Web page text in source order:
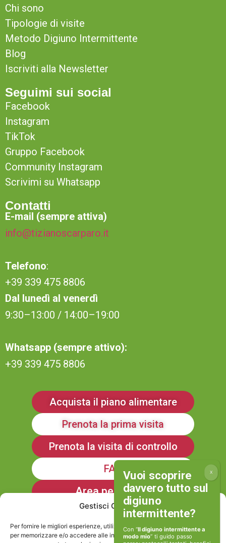
Gestisci Consenso
Per fornire le migliori esperienze, utilizziamo tecnologie come i cookie
per memorizzare e/o accedere alle informazioni del dispositivo. Il
Chi sono
Tipologie di visite
Metodo Digiuno Intermittente
Blog
Iscriviti alla Newsletter
Seguimi sui social
Facebook
Instagram
TikTok
Gruppo Facebook
Community Instagram
Scrivimi su Whatsapp
Contatti
E-mail (sempre attiva)
info@tizianoscarparo.it
Telefono:
+39 339 475 8806
Dal lunedì al venerdì
9:30–13:00 / 14:00–19:00
Whatsapp (sempre attivo):
+39 339 475 8806
Acquista il piano alimentare
Prenota la prima visita
Prenota la visita di controllo
FAQ
Area personale
Iscriviti alla Newsletter
Con “Il digiuno intermittente a
modo mio” ti guido passo